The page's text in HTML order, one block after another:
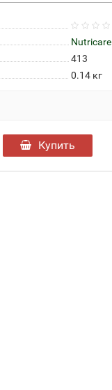
Nutricare
413
0.14кг
Купить